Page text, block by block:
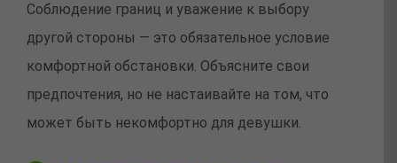
Соблюдение границ и уважение к выбору
другой стороны — это обязательное условие
комфортной обстановки. Объясните свои
предпочтения, но не настаивайте на том, что
может быть некомфортно для девушки.